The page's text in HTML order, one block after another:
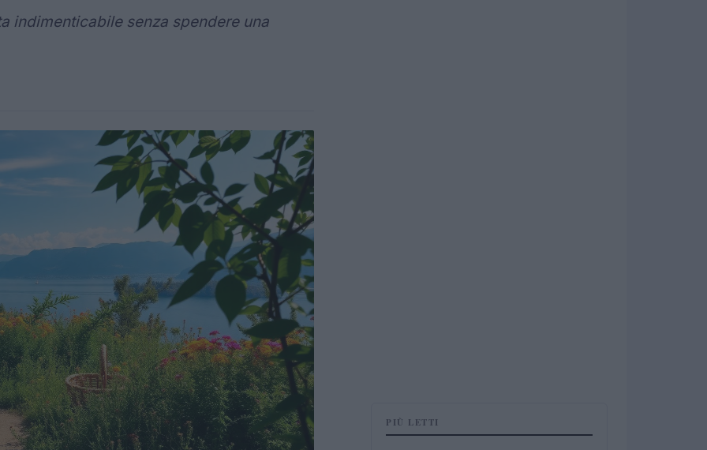
indimenticabile senza spendere una
PIÙ LETTI